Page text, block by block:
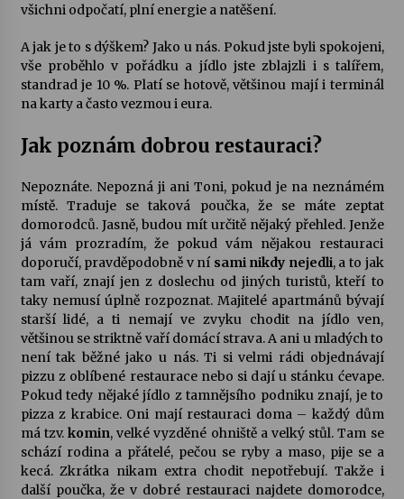
všichni odpočatí, plní energie a natěšení.
A jak je to s dýškem? Jako u nás. Pokud jste byli spokojeni,
vše proběhlo v pořádku a jídlo jste zblajzli i s talířem,
standrad je 10 %. Platí se hotově, většinou mají i terminál
na karty a často vezmou i eura.
Jak poznám dobrou restauraci?
Nepoznáte. Nepozná ji ani Toni, pokud je na neznámém
místě. Traduje se taková poučka, že se máte zeptat
domorodců. Jasně, budou mít určitě nějaký přehled. Jenže
já vám prozradím, že pokud vám nějakou restauraci
doporučí, pravděpodobně v ní sami nikdy nejedli, a to jak
tam vaří, znají jen z doslechu od jiných turistů, kteří to
taky nemusí úplně rozpoznat. Majitelé apartmánů bývají
starší lidé, a ti nemají ve zvyku chodit na jídlo ven,
většinou se striktně vaří domácí strava. A ani u mladých to
není tak běžné jako u nás. Ti si velmi rádi objednávají
pizzu z oblíbené restaurace nebo si dají u stánku ćevape.
Pokud tedy nějaké jídlo z tamnějsího podniku znají, je to
pizza z krabice. Oni mají restauraci doma – každý dům
má tzv. komin, velké vyzděné ohniště a velký stůl. Tam se
schází rodina a přátelé, pečou se ryby a maso, pije se a
kecá. Zkrátka nikam extra chodit nepotřebují. Takže i
další poučka, že v dobré restauraci najdete domorodce,